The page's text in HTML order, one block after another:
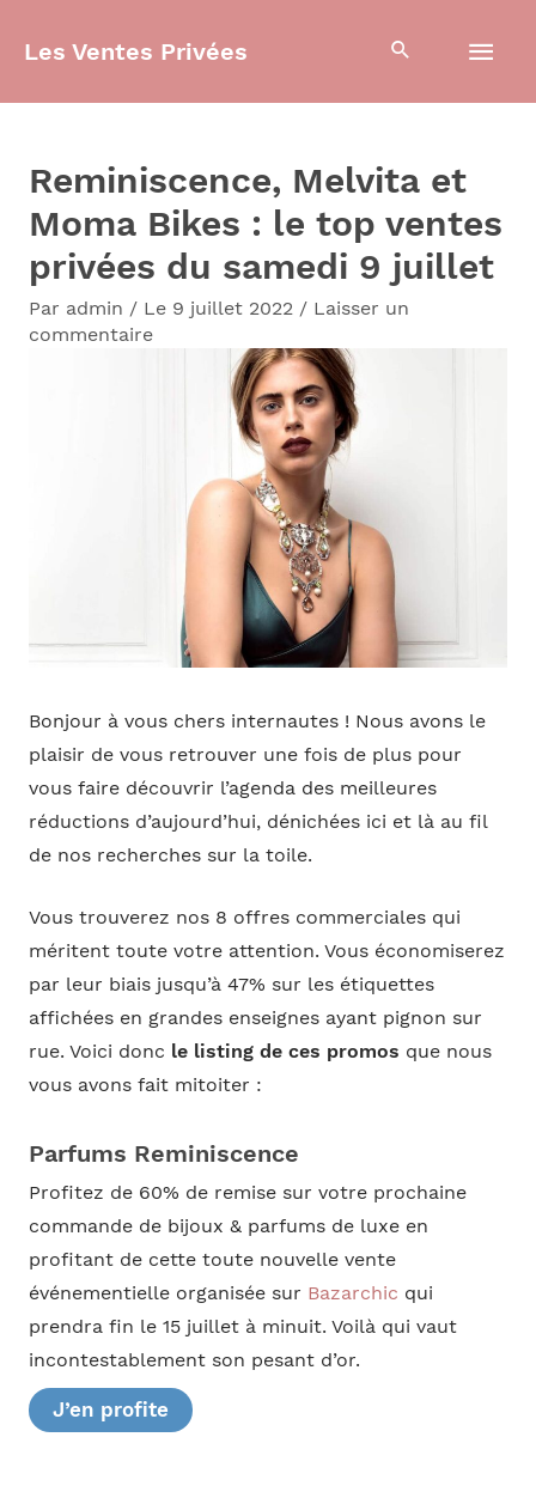
Les Ventes Privées
Reminiscence, Melvita et
Moma Bikes : le top ventes
privées du samedi 9 juillet
Par admin / Le 9 juillet 2022 / Laisser un
commentaire
Bonjour à vous chers internautes ! Nous avons le
plaisir de vous retrouver une fois de plus pour
vous faire découvrir l’agenda des meilleures
réductions d’aujourd’hui, dénichées ici et là au fil
de nos recherches sur la toile.
Vous trouverez nos 8 offres commerciales qui
méritent toute votre attention. Vous économiserez
par leur biais jusqu’à 47% sur les étiquettes
affichées en grandes enseignes ayant pignon sur
rue. Voici donc le listing de ces promos que nous
vous avons fait mitoiter :
Parfums Reminiscence
Profitez de 60% de remise sur votre prochaine
commande de bijoux & parfums de luxe en
profitant de cette toute nouvelle vente
événementielle organisée sur Bazarchic qui
prendra fin le 15 juillet à minuit. Voilà qui vaut
incontestablement son pesant d’or.
J’en profite